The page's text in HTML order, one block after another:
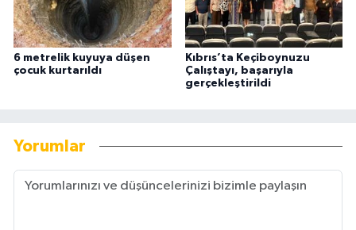
6 metrelik kuyuya düşen
çocuk kurtarıldı
Kıbrıs’ta Keçiboynuzu
Çalıştayı, başarıyla
gerçekleştirildi
Yorumlar